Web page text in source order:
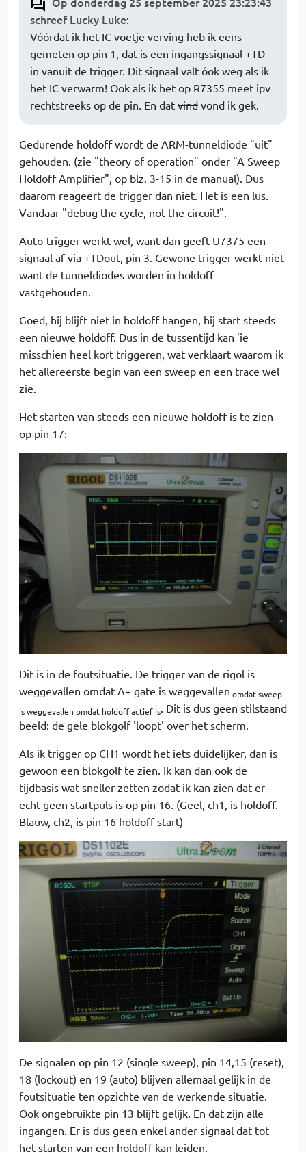
schreef Lucky Luke:
Vóórdat ik het IC voetje verving heb ik eens
gemeten op pin 1, dat is een ingangssignaal +TD
in vanuit de trigger. Dit signaal valt óok weg als ik
het IC verwarm! Ook als ik het op R7355 meet ipv
rechtstreeks op de pin. En dat vind vond ik gek.
Gedurende holdoff wordt de ARM-tunneldiode "uit"
gehouden. (zie "theory of operation" onder "A Sweep
Holdoff Amplifier", op blz. 3-15 in de manual). Dus
daarom reageert de trigger dan niet. Het is een lus.
Vandaar "debug the cycle, not the circuit!".
Auto-trigger werkt wel, want dan geeft U7375 een
signaal af via +TDout, pin 3. Gewone trigger werkt niet
want de tunneldiodes worden in holdoff
vastgehouden.
Goed, hij blijft niet in holdoff hangen, hij start steeds
een nieuwe holdoff. Dus in de tussentijd kan 'ie
misschien heel kort triggeren, wat verklaart waarom ik
het allereerste begin van een sweep en een trace wel
zie.
Het starten van steeds een nieuwe holdoff is te zien
op pin 17:
Dit is in de foutsituatie. De trigger van de rigol is
weggevallen omdat A+ gate is weggevallen omdat sweep
is weggevallen omdat holdoff actief is. Dit is dus geen stilstaand
beeld: de gele blokgolf 'loopt' over het scherm.
Als ik trigger op CH1 wordt het iets duidelijker, dan is
gewoon een blokgolf te zien. Ik kan dan ook de
tijdbasis wat sneller zetten zodat ik kan zien dat er
echt geen startpuls is op pin 16. (Geel, ch1, is holdoff.
Blauw, ch2, is pin 16 holdoff start)
De signalen op pin 12 (single sweep), pin 14,15 (reset),
18 (lockout) en 19 (auto) blijven allemaal gelijk in de
foutsituatie ten opzichte van de werkende situatie.
Ook ongebruikte pin 13 blijft gelijk. En dat zijn alle
ingangen. Er is dus geen enkel ander signaal dat tot
het starten van een holdoff kan leiden.